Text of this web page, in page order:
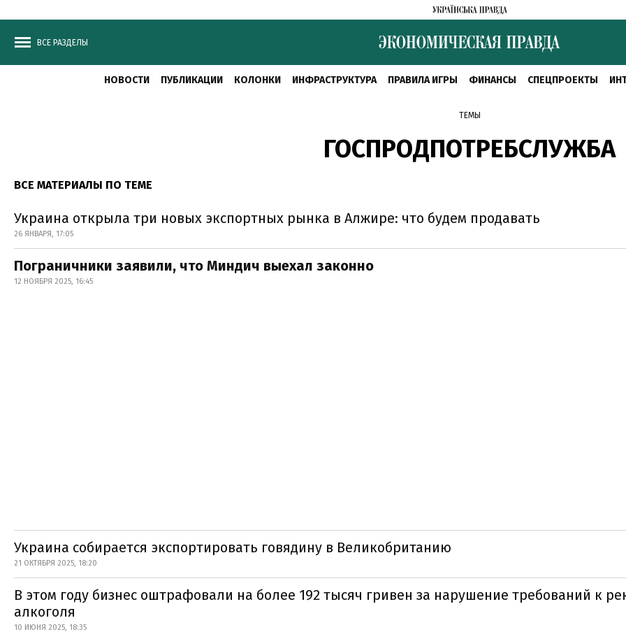
ВСЕ РАЗДЕЛЫ
НОВОСТИ ПУБЛИКАЦИИ КОЛОНКИ ИНФРАСТРУКТУРА ПРАВИЛА ИГРЫ ФИНАНСЫ СПЕЦПРОЕКТЫ
ТЕМЫ
ГОСПРОДПОТРЕБСЛУЖБА
ВСЕ МАТЕРИАЛЫ ПО ТЕМЕ
Украина открыла три новых экспортных рынка в Алжире: что будем продавать
26 ЯНВАРЯ, 17:05
Пограничники заявили, что Миндич выехал законно
12 НОЯБРЯ 2025, 16:45
Украина собирается экспортировать говядину в Великобританию
21 ОКТЯБРЯ 2025, 18:20
В этом году бизнес оштрафовали на более 192 тысяч гривен за нарушение требований к
алкоголя
10 ИЮНЯ 2025, 18:35